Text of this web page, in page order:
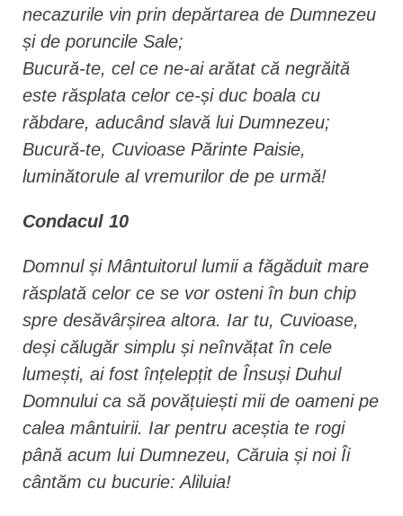
necazurile vin prin depărtarea de Dumnezeu
și de poruncile Sale;
Bucură-te, cel ce ne-ai arătat că negrăită
este răsplata celor ce-și duc boala cu
răbdare, aducând slavă lui Dumnezeu;
Bucură-te, Cuvioase Părinte Paisie,
luminătorule al vremurilor de pe urmă!
Condacul 10
Domnul și Mântuitorul lumii a făgăduit mare
răsplată celor ce se vor osteni în bun chip
spre desăvârșirea altora. Iar tu, Cuvioase,
deși călugăr simplu și neînvățat în cele
lumești, ai fost înțelepțit de Însuși Duhul
Domnului ca să povățuiești mii de oameni pe
calea mântuirii. Iar pentru aceștia te rogi
până acum lui Dumnezeu, Căruia și noi Îi
cântăm cu bucurie: Aliluia!